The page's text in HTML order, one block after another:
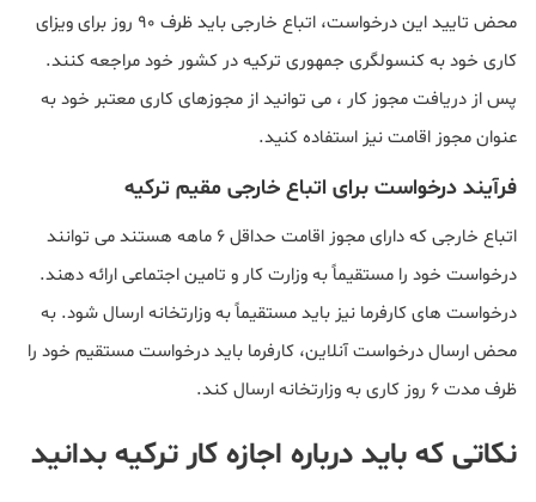
محض تایید این درخواست، اتباع خارجی باید ظرف ۹۰ روز برای ویزای
کاری خود به کنسولگری جمهوری ترکیه در کشور خود مراجعه کنند.
پس از دریافت مجوز کار ، می توانید از مجوزهای کاری معتبر خود به
عنوان مجوز اقامت نیز استفاده کنید.
فرآیند درخواست برای اتباع خارجی مقیم ترکیه
اتباع خارجی که دارای مجوز اقامت حداقل ۶ ماهه هستند می توانند
درخواست خود را مستقیماً به وزارت کار و تامین اجتماعی ارائه دهند.
درخواست های کارفرما نیز باید مستقیماً به وزارتخانه ارسال شود. به
محض ارسال درخواست آنلاین، کارفرما باید درخواست مستقیم خود را
ظرف مدت ۶ روز کاری به وزارتخانه ارسال کند.
نکاتی که باید درباره اجازه کار ترکیه بدانید